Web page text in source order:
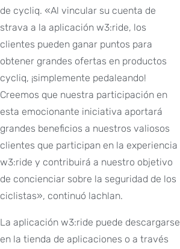
de cycliq. «Al vincular su cuenta de
strava a la aplicación w3:ride, los
clientes pueden ganar puntos para
obtener grandes ofertas en productos
cycliq, ¡simplemente pedaleando!
Creemos que nuestra participación en
esta emocionante iniciativa aportará
grandes beneficios a nuestros valiosos
clientes que participan en la experiencia
w3:ride y contribuirá a nuestro objetivo
de concienciar sobre la seguridad de los
ciclistas», continuó lachlan.
La aplicación w3:ride puede descargarse
en la tienda de aplicaciones o a través